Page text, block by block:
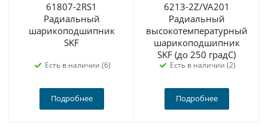
61807-2RS1
Радиальный
шарикоподшипник
SKF
Есть в наличии (6)
Подробнее
6213-2Z/VA201
Радиальный
высокотемпературный
шарикоподшипник
SKF (до 250 градС)
Есть в наличии (2)
Подробнее